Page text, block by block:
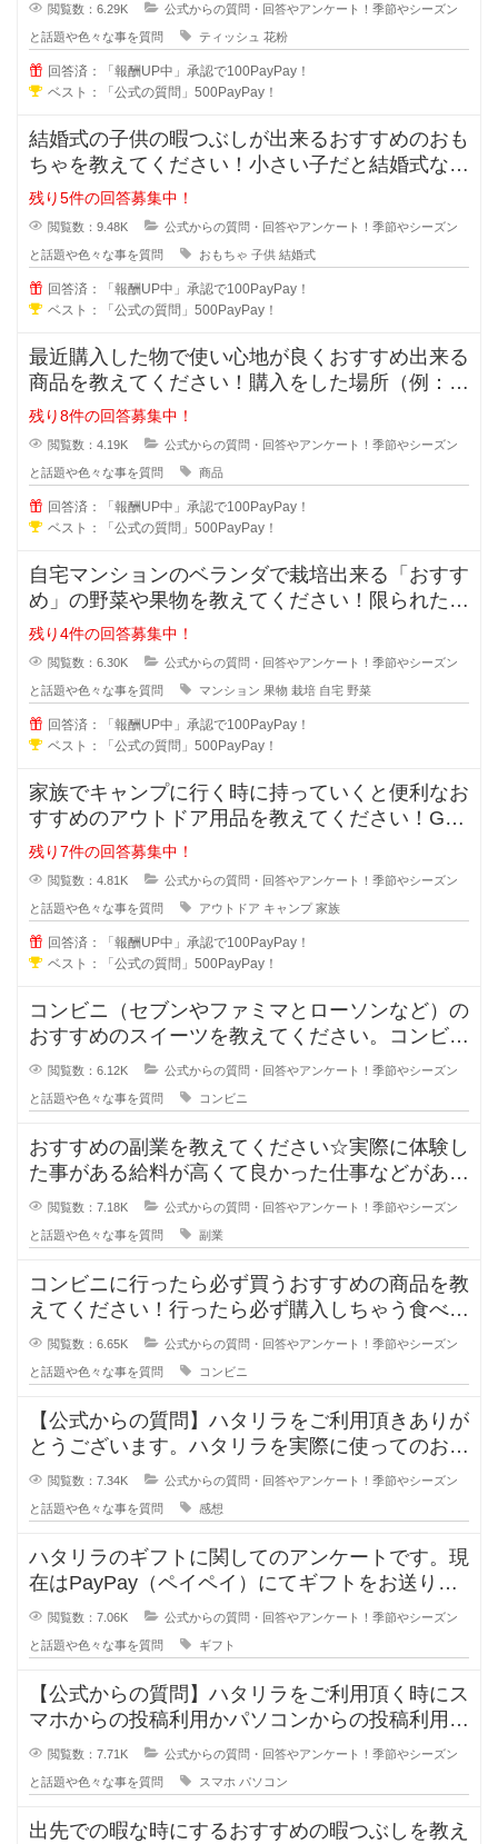
閲覧数：6.29K 公式からの質問・回答やアンケート！季節やシーズン
と話題や色々な事を質問 ティッシュ 花粉
回答済：「報酬UP中」承認で100PayPay！
ベスト：「公式の質問」500PayPay！
結婚式の子供の暇つぶしが出来るおすすめのおも
ちゃを教えてください！小さい子だと結婚式など
は暇で楽しくありませんよね。結婚
残り5件の回答募集中！
閲覧数：9.48K 公式からの質問・回答やアンケート！季節やシーズン
と話題や色々な事を質問 おもちゃ 子供 結婚式
回答済：「報酬UP中」承認で100PayPay！
ベスト：「公式の質問」500PayPay！
最近購入した物で使い心地が良くおすすめ出来る
商品を教えてください！購入をした場所（例：楽
天市場やアマゾン・〇〇店舗）と購
残り8件の回答募集中！
閲覧数：4.19K 公式からの質問・回答やアンケート！季節やシーズン
と話題や色々な事を質問 商品
回答済：「報酬UP中」承認で100PayPay！
ベスト：「公式の質問」500PayPay！
自宅マンションのベランダで栽培出来る「おすす
め」の野菜や果物を教えてください！限られた範
囲でどうせ育てるなら食べれる野菜
残り4件の回答募集中！
閲覧数：6.30K 公式からの質問・回答やアンケート！季節やシーズン
と話題や色々な事を質問 マンション 果物 栽培 自宅 野菜
回答済：「報酬UP中」承認で100PayPay！
ベスト：「公式の質問」500PayPay！
家族でキャンプに行く時に持っていくと便利なお
すすめのアウトドア用品を教えてください！GW
などにキャンプで家族に行く場合に
残り7件の回答募集中！
閲覧数：4.81K 公式からの質問・回答やアンケート！季節やシーズン
と話題や色々な事を質問 アウトドア キャンプ 家族
回答済：「報酬UP中」承認で100PayPay！
ベスト：「公式の質問」500PayPay！
コンビニ（セブンやファミマとローソンなど）の
おすすめのスイーツを教えてください。コンビニ
のスイーツなら何でもOKです。画
閲覧数：6.12K 公式からの質問・回答やアンケート！季節やシーズン
と話題や色々な事を質問 コンビニ
おすすめの副業を教えてください☆実際に体験し
た事がある給料が高くて良かった仕事などがあれ
ば教えてください。おすすめの副業
閲覧数：7.18K 公式からの質問・回答やアンケート！季節やシーズン
と話題や色々な事を質問 副業
コンビニに行ったら必ず買うおすすめの商品を教
えてください！行ったら必ず購入しちゃう食べ物
や飲み物を買う理由とおすすめをす
閲覧数：6.65K 公式からの質問・回答やアンケート！季節やシーズン
と話題や色々な事を質問 コンビニ
【公式からの質問】ハタリラをご利用頂きありが
とうございます。ハタリラを実際に使ってのおす
すめポイントや感想を教えてくださ
閲覧数：7.34K 公式からの質問・回答やアンケート！季節やシーズン
と話題や色々な事を質問 感想
ハタリラのギフトに関してのアンケートです。現
在はPayPay（ペイペイ）にてギフトをお送りし
ておりますが、PayPay（
閲覧数：7.06K 公式からの質問・回答やアンケート！季節やシーズン
と話題や色々な事を質問 ギフト
【公式からの質問】ハタリラをご利用頂く時にス
マホからの投稿利用かパソコンからの投稿利用に
関してお聞きします。スマホやPC
閲覧数：7.71K 公式からの質問・回答やアンケート！季節やシーズン
と話題や色々な事を質問 スマホ パソコン
出先での暇な時にするおすすめの暇つぶしを教え